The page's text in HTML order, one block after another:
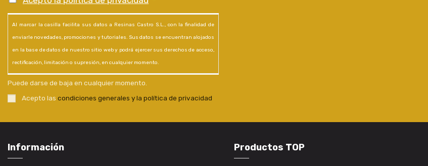
Al marcar la casilla facilita sus datos a Resinas Castro S.L., con la finalidad de
enviarle novedades, promociones y tutoriales. Sus datos se encuentran alojados
en la base de datos de nuestro sitio web y podrá ejercer sus derechos de acceso,
rectificación, limitación o supresión, en cualquier momento.
Puede darse de baja en cualquier momento.
Acepto las condiciones generales y la política de privacidad
Información Productos TOP